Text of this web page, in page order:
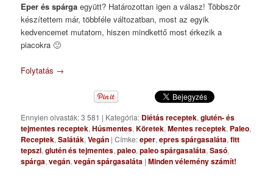
Eper és spárga együtt? Határozottan igen a válasz! Többször
készítettem már, többféle változatban, most az egyik
kedvencemet mutatom, hiszen mindkettő most érkezik a
piacokra 🙂
Folytatás →
Ennyien olvasták: 3 581 | Kategória: Diétás receptek,glutén- és
tejmentes receptek,Húsmentes,Köretek,Mentes receptek, Paleo,
Receptek,Saláták,Vegán |Címke:eper,epres spárgasaláta,fitt
tepszi,glutén és tejmentes,paleo,paleo spárgasaláta,Sasó,
spárga,vegán,vegán spárgasaláta |Minden vélemény számít!